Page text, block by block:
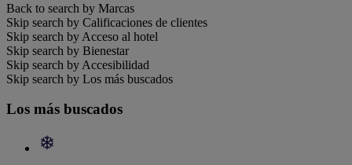
Back to search by Marcas
Skip search by Calificaciones de clientes
Skip search by Acceso al hotel
Skip search by Bienestar
Skip search by Accesibilidad
Skip search by Los más buscados
Los más buscados